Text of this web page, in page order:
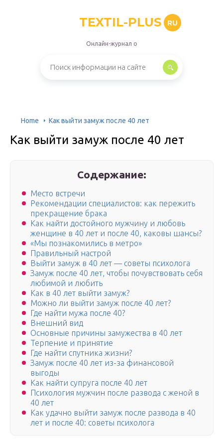
TEXTIL-PLUS RU
Онлайн-журнал о
Home Как выйти замуж после 40 лет
Как выйти замуж после 40 лет
Содержание:
Место встречи
Рекомендации специалистов: как пережить
прекращение брака
Как найти достойного мужчину и любовь
женщине в 40 лет и после 40, каковы шансы?
«Мы познакомились в метро»
Правильный настрой
Выйти замуж в 40 лет — советы психолога
Замуж после 40 лет, чтобы почувствовать себя
любимой и любить
Как в 40 лет выйти замуж?
Можно ли выйти замуж после 40 лет?
Где найти мужа после 40?
Внешний вид
Основные причины замужества в 40 лет
Терпение и принятие
Где найти спутника жизни?
Замуж после 40 лет из-за финансовой
выгоды
Как найти супруга после 40 лет
Психология мужчин после развода с женой в
40 лет
Как удачно выйти замуж после развода в 40
лет и после 40: советы психолога